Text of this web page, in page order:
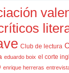
Club de lectura
eduardo boix el corte
enrique herreras